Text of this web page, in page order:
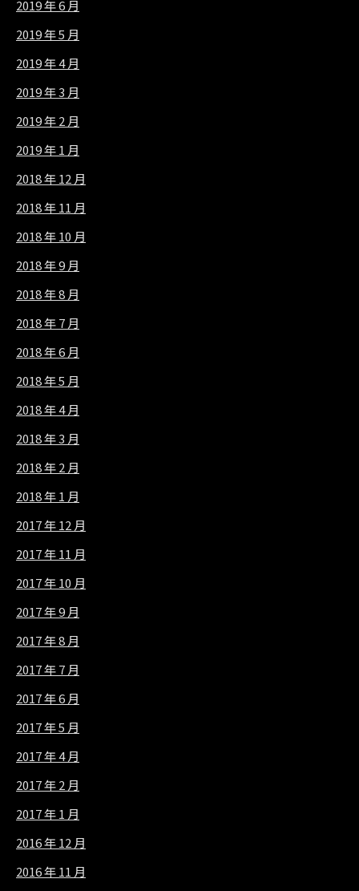
2019 年 6 月
2019 年 5 月
2019 年 4 月
2019 年 3 月
2019 年 2 月
2019 年 1 月
2018 年 12 月
2018 年 11 月
2018 年 10 月
2018 年 9 月
2018 年 8 月
2018 年 7 月
2018 年 6 月
2018 年 5 月
2018 年 4 月
2018 年 3 月
2018 年 2 月
2018 年 1 月
2017 年 12 月
2017 年 11 月
2017 年 10 月
2017 年 9 月
2017 年 8 月
2017 年 7 月
2017 年 6 月
2017 年 5 月
2017 年 4 月
2017 年 2 月
2017 年 1 月
2016 年 12 月
2016 年 11 月